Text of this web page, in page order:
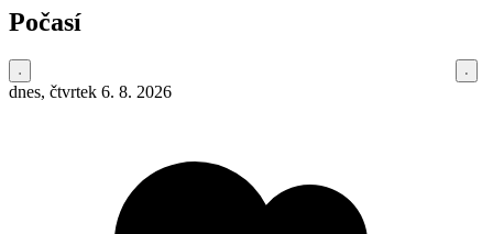
Počasí
dnes, čtvrtek 6. 8. 2026